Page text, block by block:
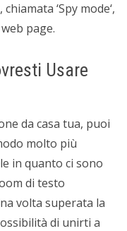
‘Spy mode‘,
page.
Usare
da casa tua, puoi
molto più
in quanto ci sono
di testo
volta superata la
di unirti a